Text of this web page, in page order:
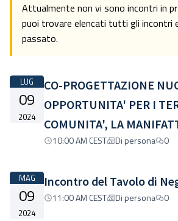
Attualmente non vi sono incontri in
puoi trovare elencati tutti gli
passato.
LUG
09
2024
CO-PROGETTAZIONE
OPPORTUNITA' PER I
COMUNITA', LA
UN'ESPERIENZA IN ATTO
10:00 AM CEST Di persona 0
MAG
09
2024
Incontro del Tavolo di
11:00 AM CEST Di persona 0